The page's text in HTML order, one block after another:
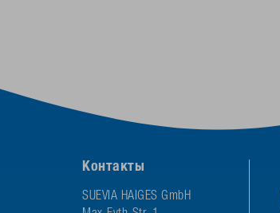
Контакты
SUEVIA HAIGES GmbH